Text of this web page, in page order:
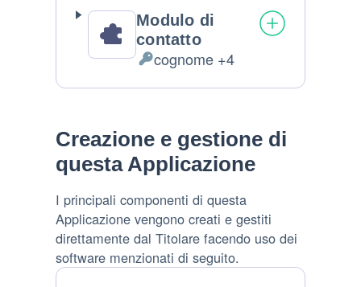
Modulo di
contatto
Dati
Personali
cognome +4
Creazione e gestione di
questa Applicazione
I principali componenti di questa
Applicazione vengono creati e gestiti
direttamente dal Titolare facendo uso dei
software menzionati di seguito.